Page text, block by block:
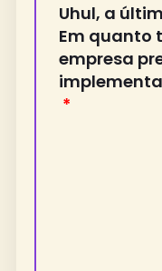
Uhul, a
Em quanto
empresa